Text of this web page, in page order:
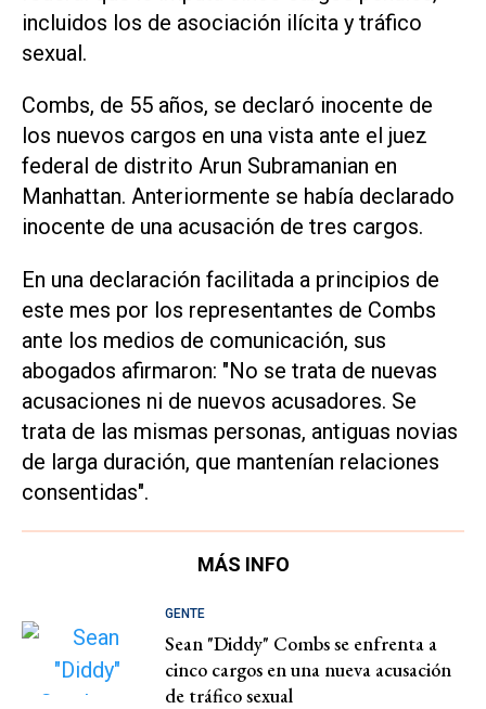
incluidos los de asociación ilícita y tráfico
sexual.
Combs, de 55 años, se declaró inocente de
los nuevos cargos en una vista ante el juez
federal de distrito Arun Subramanian en
Manhattan. Anteriormente se había declarado
inocente de una acusación de tres cargos.
En una declaración facilitada a principios de
este mes por los representantes de Combs
ante los medios de comunicación, sus
abogados afirmaron: "No se trata de nuevas
acusaciones ni de nuevos acusadores. Se
trata de las mismas personas, antiguas novias
de larga duración, que mantenían relaciones
consentidas".
MÁS INFO
GENTE
Sean "Diddy" Combs se enfrenta a
cinco cargos en una nueva acusación
de tráfico sexual